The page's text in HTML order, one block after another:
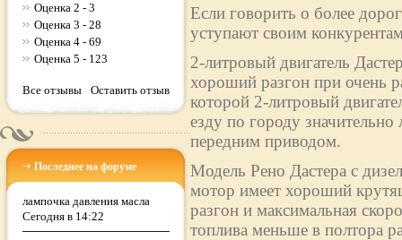
Оценка 2 - 3
Оценка 3 - 28
Оценка 4 - 69
Оценка 5 - 123
Все отзывы Оставить отзыв
Последнее на форуме
лампочка давления масла
Сегодня в 14:22
Если говорить о более
уступают своим
2-литровый двигатель
хороший разгон при очень
которой 2-литровый
езду по городу
передним приводом.
Модель Рено Дастера с
мотор имеет хороший
разгон и максимальная
топлива меньше в полтора